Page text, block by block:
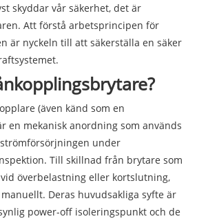
skyddar vår säkerhet, det är
Att förstå arbetsprincipen för
är nyckeln till att säkerställa en säker
(även känd som en
en mekanisk anordning som används
under
Till skillnad från brytare som
överbelastning eller kortslutning,
Deras huvudsakliga syfte är
power-off isoleringspunkt och de